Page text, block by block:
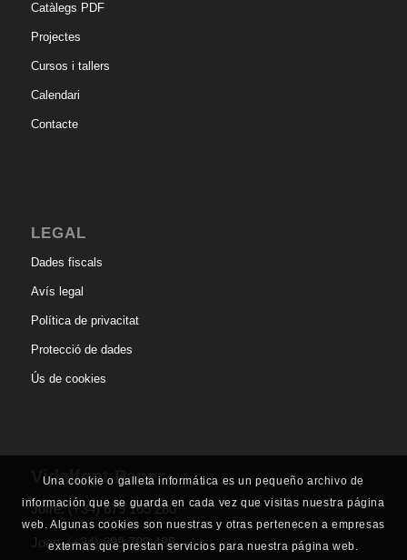
Catàlegs PDF
Projectes
Cursos i tallers
Calendari
Contacte
LEGAL
Dades fiscals
Avís legal
Política de privacitat
Protecció de dades
Ús de cookies
Vidalfont Paper
Jofre.(+34) 679 165 280
Joan.(+34) 699 789 485
Una cookie o galleta informática es un pequeño archivo de
información que se guarda en cada vez que visitas nuestra página
web. Algunas cookies son nuestras y otras pertenecen a empresas
externas que prestan servicios para nuestra página web.